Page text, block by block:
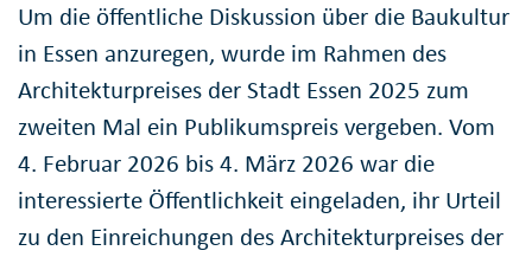
Um die öffentliche Diskussion über die Baukultur
in Essen anzuregen, wurde im Rahmen des
Architekturpreises der Stadt Essen 2025 zum
zweiten Mal ein Publikumspreis vergeben. Vom
4. Februar 2026 bis 4. März 2026 war die
interessierte Öffentlichkeit eingeladen, ihr Urteil
zu den Einreichungen des Architekturpreises der